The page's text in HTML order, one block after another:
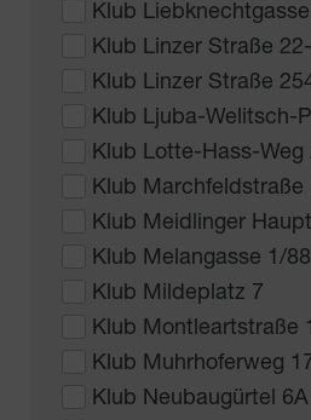
Klub
Klub Linzer Straße
Klub Linzer Straße
Klub Ljuba-Welitsch-
Klub Lotte-Hass-Weg
Klub Marchfeldstraße
Klub Meidlinger
Klub Melangasse 1/88
Klub Mildeplatz 7
Klub Montleartstraße
Klub Muhrhoferweg
Klub Neubaugürtel 6A